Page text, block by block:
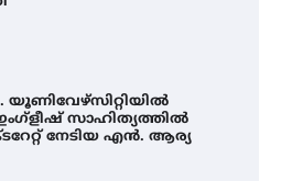
യൂണിവേഴ്‌സിറ്റിയിൽ
സാഹിത്യത്തിൽ
നേടിയ എൻ. ആര്യ